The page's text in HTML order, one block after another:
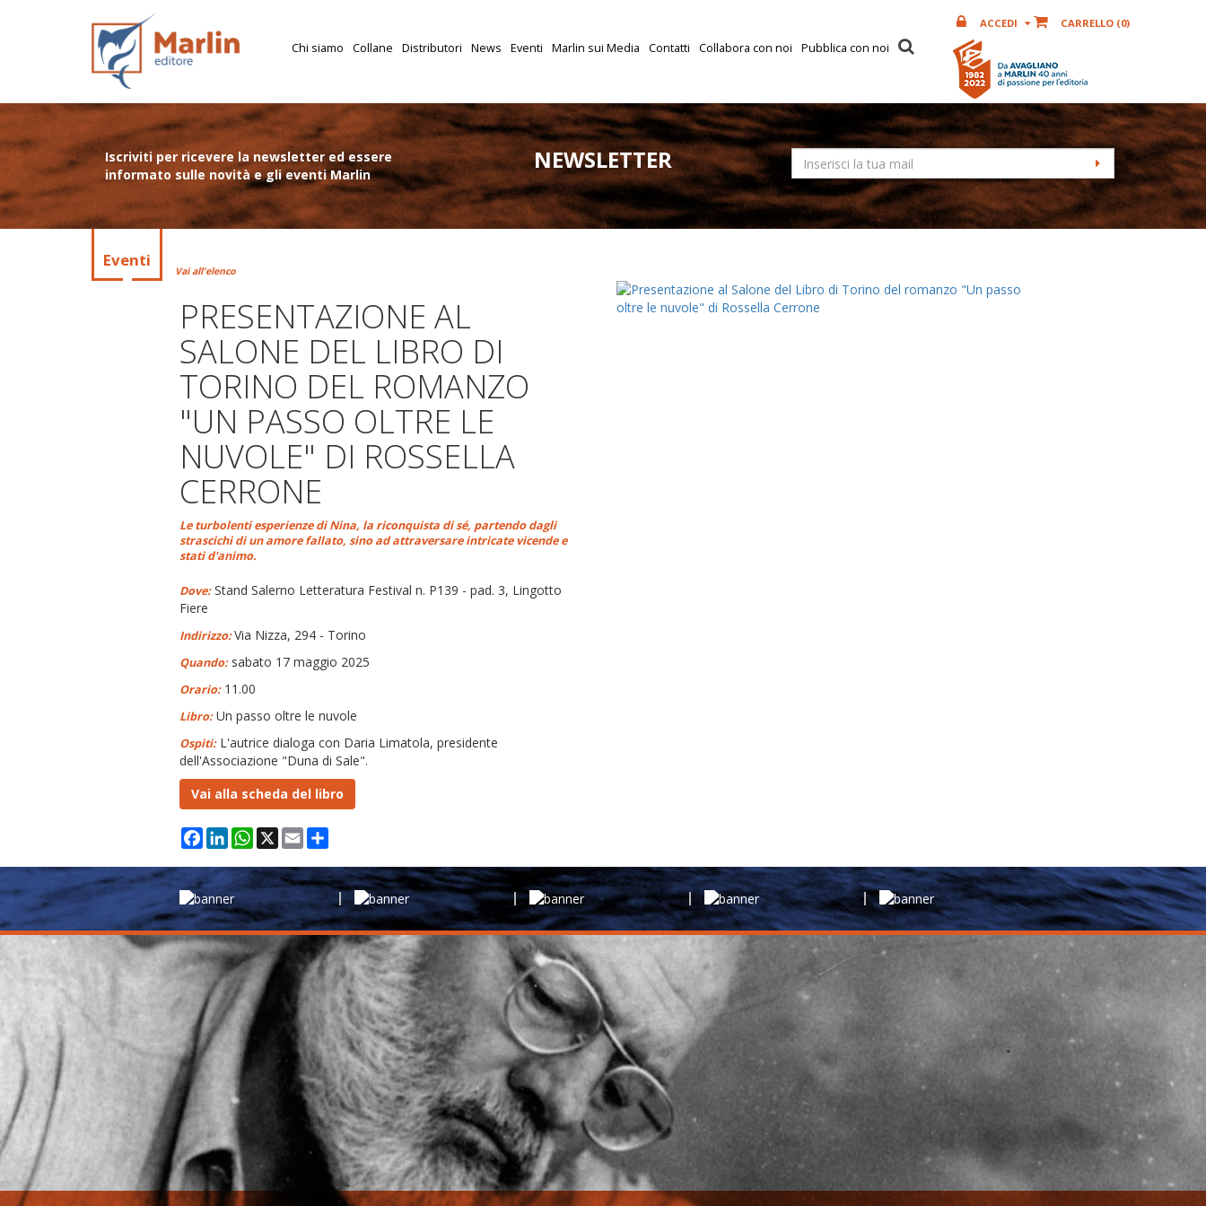
Chi siamo Collane Distributori News Eventi Marlin sui Media Contatti Collabora con noi Pubblica con noi
ACCEDI CARRELLO (0)
Iscriviti per ricevere la newsletter ed essere
informato sulle novità e gli eventi Marlin
NEWSLETTER
Eventi
Vai all'elenco
PRESENTAZIONE AL
SALONE DEL LIBRO DI
TORINO DEL ROMANZO
"UN PASSO OLTRE LE
NUVOLE" DI ROSSELLA
CERRONE
Le turbolenti esperienze di Nina, la riconquista di sé, partendo dagli
strascichi di un amore fallato, sino ad attraversare intricate vicende e
stati d'animo.
Dove:Stand Salerno Letteratura Festival n. P139 - pad. 3, Lingotto
Fiere
Indirizzo:Via Nizza, 294 - Torino
Quando:sabato 17 maggio 2025
Orario:11.00
Libro:Un passo oltre le nuvole
Ospiti:L'autrice dialoga con Daria Limatola, presidente
dell'Associazione "Duna di Sale".
Vai alla scheda del libro
Facebook
LinkedInWhatsApp
X EmailCondividi